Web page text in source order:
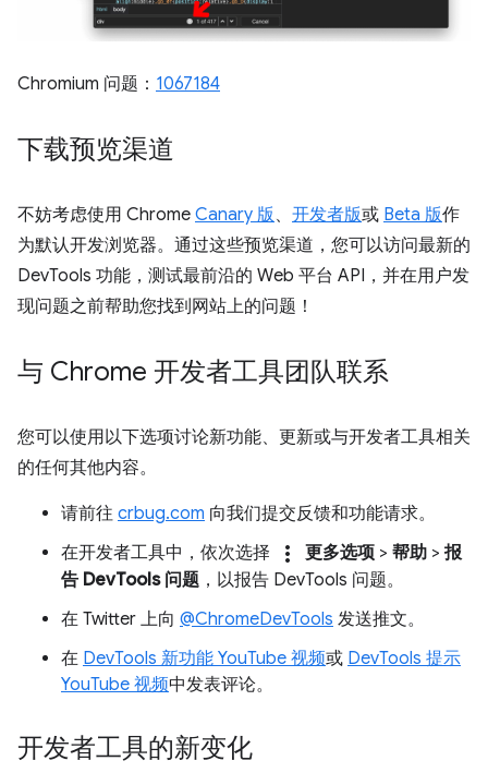
Chromium 问题： 1067184
下载预览渠道
不妨考虑使用 Chrome Canary 版、 开发者版或 Beta 版作
为默认开发浏览器。通过这些预览渠道，您可以访问最新的
DevTools 功能，测试最前沿的 Web 平台 API，并在用户发
现问题之前帮助您找到网站上的问题！
与 Chrome 开发者工具团队联系
您可以使用以下选项讨论新功能、更新或与开发者工具相关
的任何其他内容。
请前往 crbug.com 向我们提交反馈和功能请求。
在开发者工具中，依次选择
more_vert 更多选项 > 帮助 > 报
告 DevTools 问题 ，以报告 DevTools 问题。
在 Twitter 上向 @ChromeDevTools 发送推文。
在 DevTools 新功能 YouTube 视频或 DevTools 提示
YouTube 视频中发表评论。
开发者工具的新变化